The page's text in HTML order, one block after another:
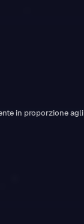
in proporzione agli